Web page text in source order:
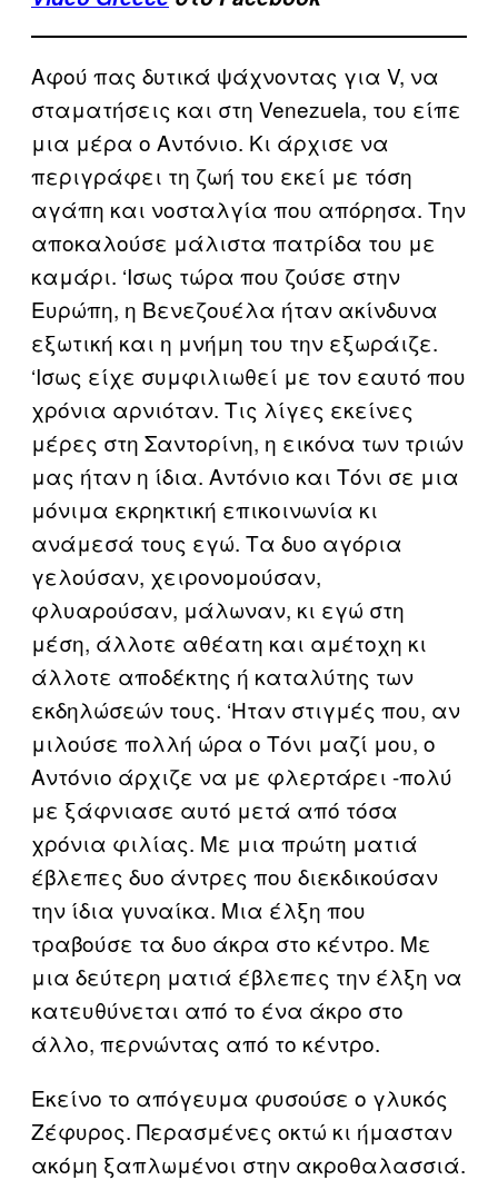
Αφού πας δυτικά ψάχνοντας για V, να
σταματήσεις και στη Venezuela, του είπε
μια μέρα ο Αντόνιο. Κι άρχισε να
περιγράφει τη ζωή του εκεί με τόση
αγάπη και νοσταλγία που απόρησα. Την
αποκαλούσε μάλιστα πατρίδα του με
καμάρι. ‘Ισως τώρα που ζούσε στην
Ευρώπη, η Βενεζουέλα ήταν ακίνδυνα
εξωτική και η μνήμη του την εξωράιζε.
‘Ισως είχε συμφιλιωθεί με τον εαυτό που
χρόνια αρνιόταν. Τις λίγες εκείνες
μέρες στη Σαντορίνη, η εικόνα των τριών
μας ήταν η ίδια. Αντόνιο και Τόνι σε μια
μόνιμα εκρηκτική επικοινωνία κι
ανάμεσά τους εγώ. Τα δυο αγόρια
γελούσαν, χειρονομούσαν,
φλυαρούσαν, μάλωναν, κι εγώ στη
μέση, άλλοτε αθέατη και αμέτοχη κι
άλλοτε αποδέκτης ή καταλύτης των
εκδηλώσεών τους. ‘Ηταν στιγμές που, αν
μιλούσε πολλή ώρα ο Τόνι μαζί μου, ο
Αντόνιο άρχιζε να με φλερτάρει -πολύ
με ξάφνιασε αυτό μετά από τόσα
χρόνια φιλίας. Με μια πρώτη ματιά
έβλεπες δυο άντρες που διεκδικούσαν
την ίδια γυναίκα. Μια έλξη που
τραβούσε τα δυο άκρα στο κέντρο. Με
μια δεύτερη ματιά έβλεπες την έλξη να
κατευθύνεται από το ένα άκρο στο
άλλο, περνώντας από το κέντρο.
Εκείνο το απόγευμα φυσούσε ο γλυκός
Ζέφυρος. Περασμένες οκτώ κι ήμασταν
ακόμη ξαπλωμένοι στην ακροθαλασσιά.